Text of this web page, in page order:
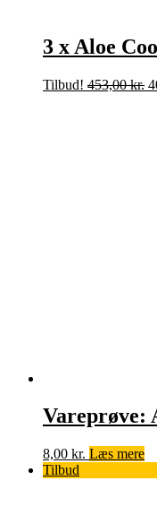
3 x Aloe
Tilbud! 453,00kr.
Vareprøve:
8,00 kr. Læs mere
Tilbud